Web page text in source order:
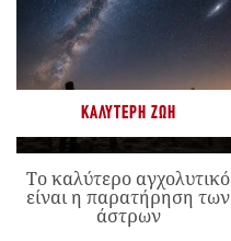
ΚΑΛΎΤΕΡΗ ΖΩΉ
Το καλύτερο αγχολυτικό
είναι η παρατήρηση των
άστρων